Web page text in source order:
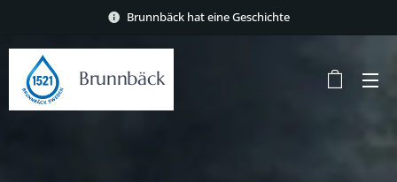
Brunnbäck hat eine Geschichte
Brunnbäck